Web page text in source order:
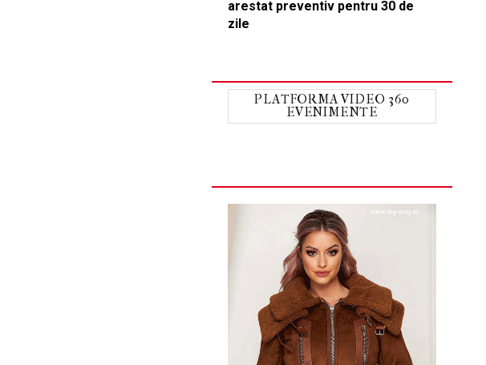
arestat preventiv pentru 30 de
zile
PLATFORMA VIDEO 360
EVENIMENTE